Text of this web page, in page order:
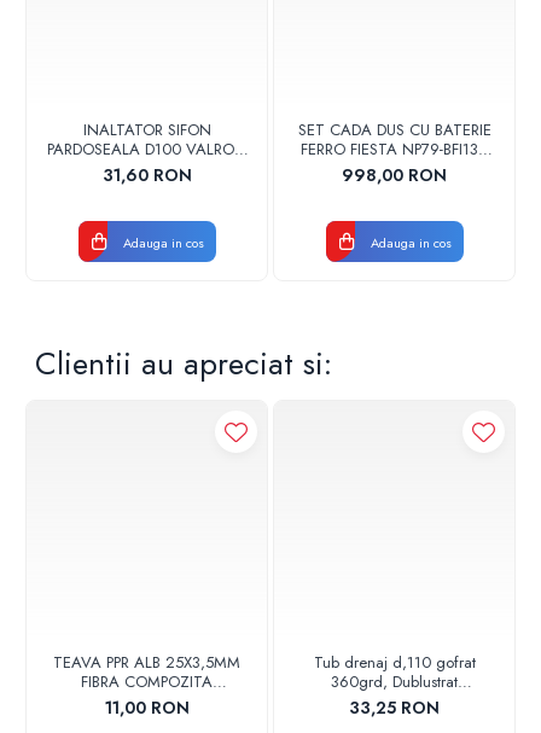
INALTATOR SIFON
PARDOSEALA D100 VALROM
17001900004
31,60 RON
Adauga in cos
SET CADA DUS CU BATERIE
FERRO FIESTA NP79-BFI13U
CROM
998,00 RON
Adauga in cos
Clientii au apreciat si:
TEAVA PPR ALB 25X3,5MM
FIBRA COMPOZITA
10033025004
VALDUOTHERM VALROM
11,00 RON
Tub drenaj d,110 gofrat
360grd, Dublustrat
verde/negru 110152 Drainkit
33,25 RON